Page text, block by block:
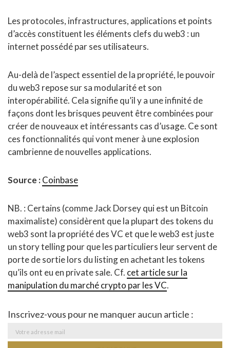
Les protocoles, infrastructures, applications et points
d’accès constituent les éléments clefs du web3 : un
internet possédé par ses utilisateurs.
Au-delà de l’aspect essentiel de la propriété, le pouvoir
du web3 repose sur sa modularité et son
interopérabilité. Cela signifie qu’il y a une infinité de
façons dont les brisques peuvent être combinées pour
créer de nouveaux et intéressants cas d’usage. Ce sont
ces fonctionnalités qui vont mener à une explosion
cambrienne de nouvelles applications.
Source :Coinbase
NB. : Certains (comme Jack Dorsey qui est un Bitcoin
maximaliste) considèrent que la plupart des tokens du
web3 sont la propriété des VC et que le web3 est juste
un story telling pour que les particuliers leur servent de
porte de sortie lors du listing en achetant les tokens
qu’ils ont eu en private sale. Cf. cet article sur la
manipulation du marché crypto par les VC.
Inscrivez-vous pour ne manquer aucun article :